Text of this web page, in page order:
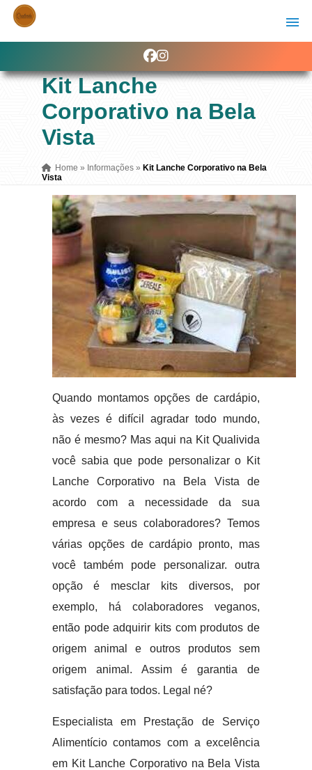
Kit Lanche
Corporativo na Bela
Vista
Home » Informações » Kit Lanche Corporativo na Bela
Vista
Quando montamos opções de cardápio,
às vezes é difícil agradar todo mundo,
não é mesmo? Mas aqui na Kit Qualivida
você sabia que pode personalizar o Kit
Lanche Corporativo na Bela Vista de
acordo com a necessidade da sua
empresa e seus colaboradores? Temos
várias opções de cardápio pronto, mas
você também pode personalizar. outra
opção é mesclar kits diversos, por
exemplo, há colaboradores veganos,
então pode adquirir kits com produtos de
origem animal e outros produtos sem
origem animal. Assim é garantia de
satisfação para todos. Legal né?
Especialista em Prestação de Serviço
Alimentício contamos com a excelência
em Kit Lanche Corporativo na Bela Vista